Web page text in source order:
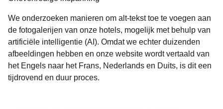
We onderzoeken manieren om alt-tekst toe te voegen aan
de fotogalerijen van onze hotels, mogelijk met behulp van
artificiële intelligentie (AI). Omdat we echter duizenden
afbeeldingen hebben en onze website wordt vertaald van
het Engels naar het Frans, Nederlands en Duits, is dit een
tijdrovend en duur proces.